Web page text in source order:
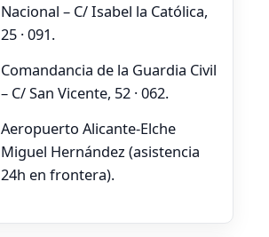
Nacional – C/ Isabel la Católica,
25 · 091.
Comandancia de la Guardia Civil
– C/ San Vicente, 52 · 062.
Aeropuerto Alicante‑Elche
Miguel Hernández (asistencia
24h en frontera).